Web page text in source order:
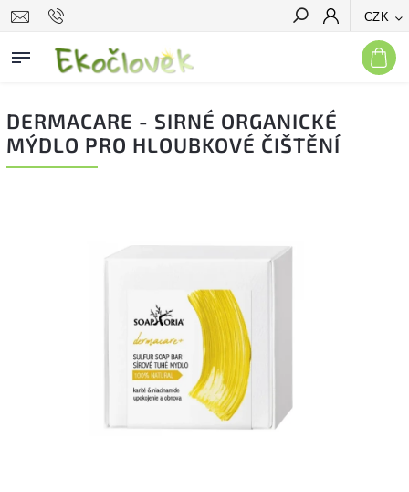
CZK
Hledat
DERMACARE - SIRNÉ ORGANICKÉ
MÝDLO PRO HLOUBKOVÉ ČIŠTĚNÍ